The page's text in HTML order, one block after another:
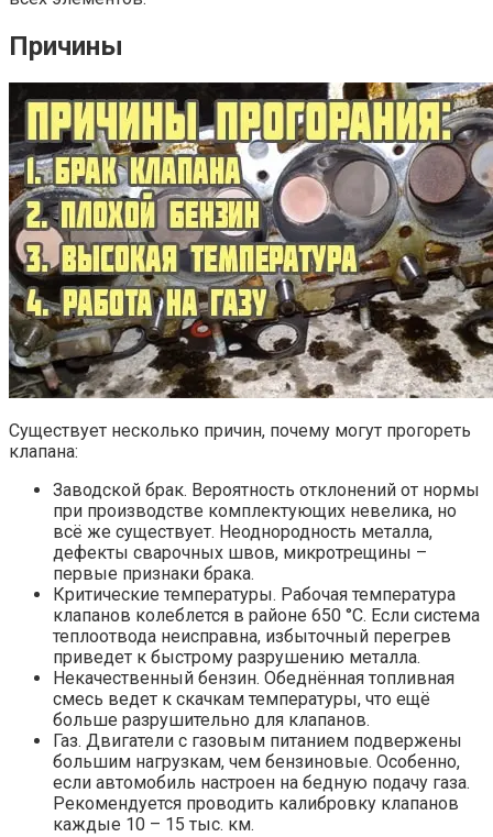
Причины
Существует несколько причин, почему могут прогореть
клапана:
Заводской брак. Вероятность отклонений от нормы
при производстве комплектующих невелика, но
всё же существует. Неоднородность металла,
дефекты сварочных швов, микротрещины –
первые признаки брака.
Критические температуры. Рабочая температура
клапанов колеблется в районе 650 °С. Если система
теплоотвода неисправна, избыточный перегрев
приведет к быстрому разрушению металла.
Некачественный бензин. Обеднённая топливная
смесь ведет к скачкам температуры, что ещё
больше разрушительно для клапанов.
Газ. Двигатели с газовым питанием подвержены
большим нагрузкам, чем бензиновые. Особенно,
если автомобиль настроен на бедную подачу газа.
Рекомендуется проводить калибровку клапанов
каждые 10 – 15 тыс. км.